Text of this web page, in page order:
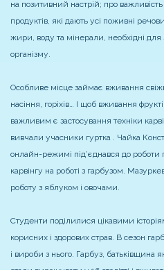
на позитивний настрій; про
продуктів, які дають усі поживні
жири, воду та мінерали, необхідні
організму.
Особливе місце займає вживання
насіння, горіхів… І щоб вживання
важливим є застосування техніки
вивчали учасники гуртка . Чайка
онлайн-режимі під’єднався до роботи
карвінгу на роботі з гарбузом.
роботу з яблуком і овочами.
Студенти поділилися цікавими
корисних і здорових страв. В сезон
і вироби з нього. Гарбуз, батьківщина